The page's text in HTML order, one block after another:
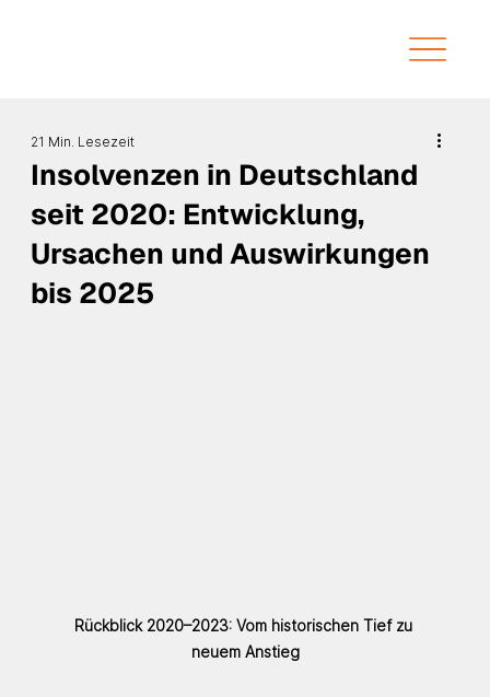
Insolvenzen in Deutschland
seit 2020: Entwicklung,
Ursachen und Auswirkungen
bis 2025
21 Min. Lesezeit
Rückblick 2020–2023: Vom historischen Tief zu
neuem Anstieg